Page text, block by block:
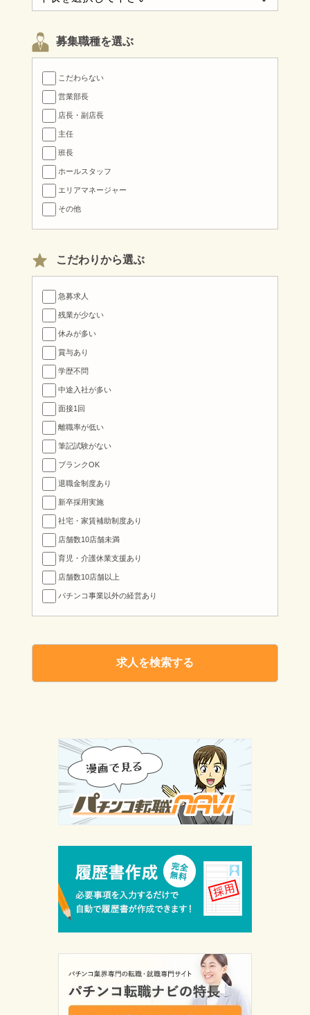
募集職種を選ぶ
こだわらない
営業部長
店長・副店長
主任
班長
ホールスタッフ
エリアマネージャー
その他
こだわりから選ぶ
急募求人
残業が少ない
休みが多い
賞与あり
学歴不問
中途入社が多い
面接1回
離職率が低い
筆記試験がない
ブランクOK
退職金制度あり
新卒採用実施
社宅・家賃補助制度あり
店舗数10店舗未満
育児・介護休業支援あり
店舗数10店舗以上
パチンコ事業以外の経営あり